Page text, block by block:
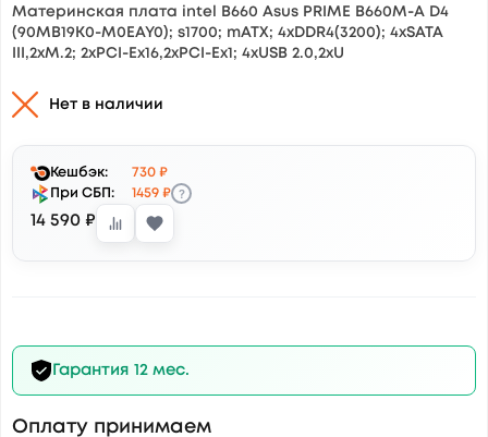
Материнская плата intel B660 Asus PRIME B660M-A D4
(90MB19K0-M0EAY0); s1700; mATX; 4xDDR4(3200); 4xSATA
III,2xM.2; 2xPCI-Ex16,2xPCI-Ex1; 4xUSB 2.0,2xU
Нет в наличии
Кешбэк:
730 ₽
При СБП:
1459 ₽ ?
14 590 ₽
Гарантия 12 мес.
Оплату принимаем